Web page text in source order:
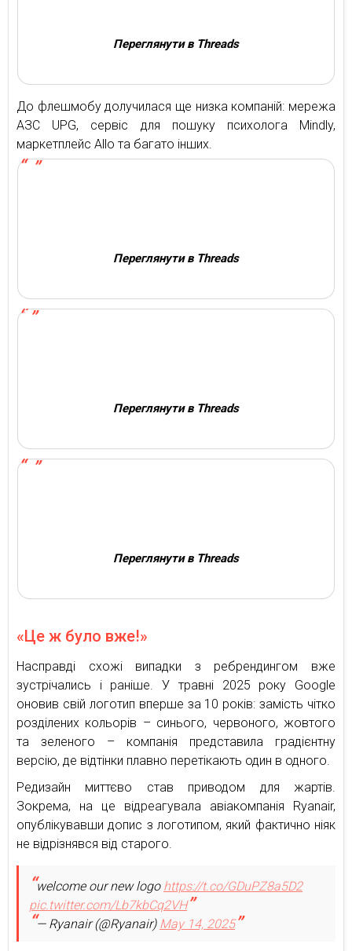
Переглянути в Threads
До флешмобу долучилася ще низка компаній: мережа
АЗС UPG, сервіс для пошуку психолога Mindly,
маркетплейс Allo та багато інших.
Переглянути в Threads
Переглянути в Threads
Переглянути в Threads
«Це ж було вже!»
Насправді схожі випадки з ребрендингом вже
зустрічались і раніше. У травні 2025 року Google
оновив свій логотип вперше за 10 років: замість чітко
розділених кольорів – синього, червоного, жовтого
та зеленого – компанія представила градієнтну
версію, де відтінки плавно перетікають один в одного.
Редизайн миттєво став приводом для жартів.
Зокрема, на це відреагувала авіакомпанія Ryanair,
опублікувавши допис з логотипом, який фактично ніяк
не відрізнявся від старого.
welcome our new logo https://t.co/GDuPZ8a5D2
pic.twitter.com/Lb7kbCq2VH
— Ryanair (@Ryanair) May 14, 2025